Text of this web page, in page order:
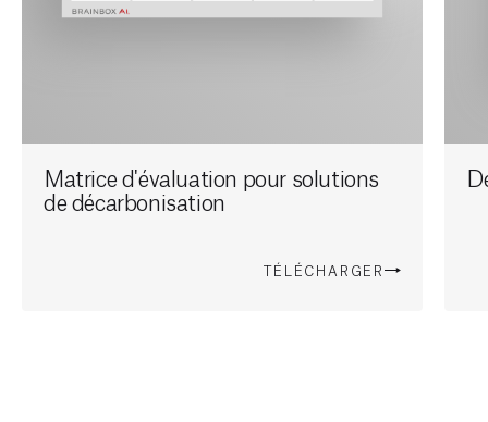
Matrice d'évaluation pour solutions
de décarbonisation
TÉLÉCHARGER